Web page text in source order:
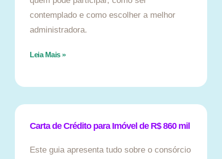
contemplado e como escolher a melhor
administradora.
Leia Mais »
Carta de Crédito para Imóvel de R$ 860 mil
Este guia apresenta tudo sobre o consórcio